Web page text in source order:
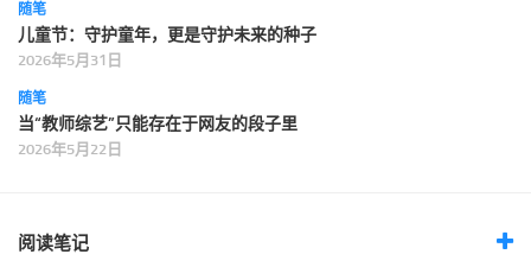
随笔
儿童节：守护童年，更是守护未来的种子
2026年5月31日
随笔
当“教师综艺”只能存在于网友的段子里
2026年5月22日
阅读笔记